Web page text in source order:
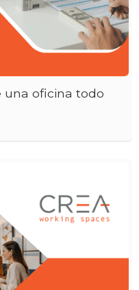
una oficina todo